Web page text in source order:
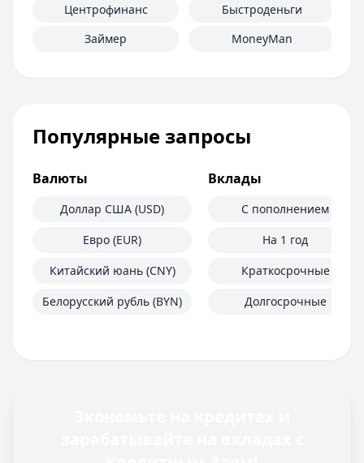
Центрофинанс
Займер
Быстроденьги
MoneyMan
Популярные запросы
Валюты
Доллар США (USD)
Евро (EUR)
Китайский юань (CNY)
Белорусский рубль (BYN)
Вклады
С пополнением
На 1 год
Краткосрочные
Долгосрочные